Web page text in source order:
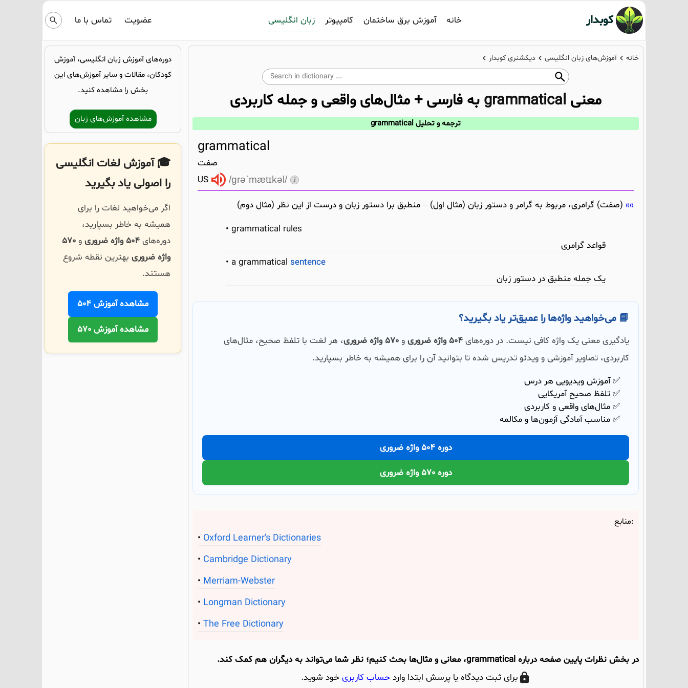
کوبدار خانه آموزش برق ساختمان کامپیوتر زبان انگلیسی عضویت تماس با ما
خانه آموزش‌های زبان انگلیسی دیکشنری کوبدار
معنی grammatical به فارسی + مثال‌های واقعی و جمله کاربردی
ترجمه و تحلیل grammatical
grammatical
صفت
US
/grəˈmætɪkəl/
(صفت) گرامری، مربوط به گرامر و دستور زبان (مثال اول) – منطبق برا دستور زبان و درست از این نظر (مثال دوم)
grammatical rules
قواعد گرامری
a grammatical sentence
یک جمله منطبق در دستور زبان
📘 می‌خواهید واژه‌ها را عمیق‌تر یاد بگیرید؟
یادگیری معنی یک واژه کافی نیست. در دوره‌های 504 واژه ضروری و 570 واژه ضروری
، هر لغت با تلفظ صحیح، مثال‌های
کاربردی، تصاویر آموزشی و ویدئو تدریس شده تا بتوانید آن را برای همیشه به خاطر بسپارید.
✅ آموزش ویدیویی هر درس
✅ تلفظ صحیح آمریکایی
✅ مثال‌های واقعی و کاربردی
✅ مناسب آمادگی آزمون‌ها و مکالمه
دوره 504 واژه ضروری
دوره 570 واژه ضروری
منابع:
Oxford Learner's Dictionaries
Cambridge Dictionary
Merriam-Webster
Longman Dictionary
The Free Dictionary
در بخش نظرات پایین صفحه درباره grammatical، معانی و مثال‌ها بحث کنیم؛ نظر شما می‌تواند به دیگران هم کمک کند.
برای ثبت دیدگاه یا پرسش ابتدا وارد حساب کاربری خود شوید.
دوره‌های آموزش زبان انگلیسی، آموزش
کودکان، مقالات و سایر آموزش‌های این
بخش را مشاهده کنید.
مشاهده آموزش‌های زبان
🎓 آموزش لغات انگلیسی
را اصولی یاد بگیرید
اگر می‌خواهید لغات را برای
همیشه به خاطر بسپارید،
دوره‌های 504 واژه ضروری و 570
واژه ضروری بهترین نقطه شروع
هستند.
مشاهده آموزش 504
مشاهده آموزش 570